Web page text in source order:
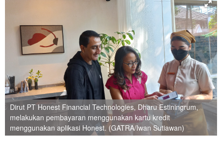
Dirut PT Honest Financial Technologies, Dharu Estiningrum,
melakukan pembayaran menggunakan kartu kredit
menggunakan aplikasi Honest. (GATRA/Iwan Sutiawan)